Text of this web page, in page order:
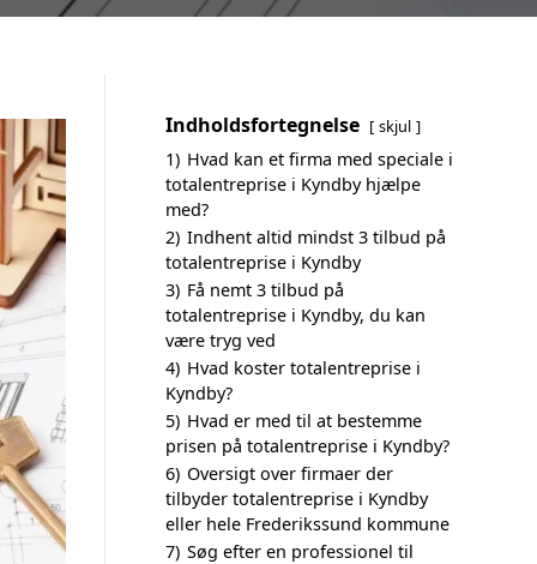
Indholdsfortegnelse skjul
1) Hvad kan et firma med speciale i
totalentreprise i Kyndby hjælpe
med?
2) Indhent altid mindst 3 tilbud på
totalentreprise i Kyndby
3) Få nemt 3 tilbud på
totalentreprise i Kyndby, du kan
være tryg ved
4) Hvad koster totalentreprise i
Kyndby?
5) Hvad er med til at bestemme
prisen på totalentreprise i Kyndby?
6) Oversigt over firmaer der
tilbyder totalentreprise i Kyndby
eller hele Frederikssund kommune
7) Søg efter en professionel til